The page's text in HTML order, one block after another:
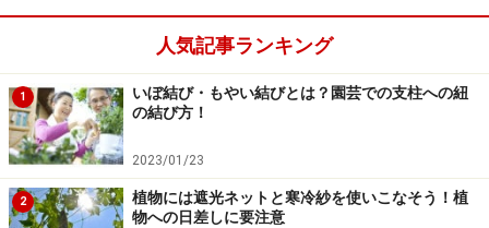
ペンチ
マーカー、ビニールテープなど
モグラよけ、ペットボトル風車の作り方
人気記事ランキング
1
いぼ結び・もやい結びとは？園芸での支柱への紐
の結び方！
2023/01/23
2
植物には遮光ネットと寒冷紗を使いこなそう！植
物への日差しに要注意